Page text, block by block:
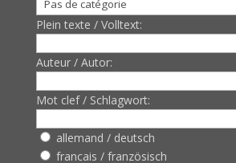
Plein texte / Volltext:
Auteur / Autor:
Mot clef / Schlagwort:
allemand / deutsch
francais / französisch